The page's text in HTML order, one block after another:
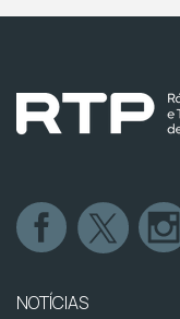
NOTÍCIAS